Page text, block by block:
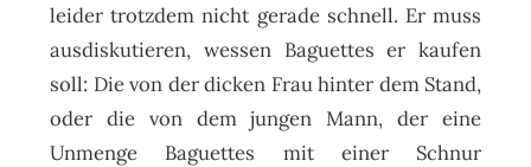
leider trotzdem nicht gerade schnell. Er muss
ausdiskutieren, wessen Baguettes er kaufen
soll: Die von der dicken Frau hinter dem Stand,
oder die von dem jungen Mann, der eine
Unmenge Baguettes mit einer Schnur